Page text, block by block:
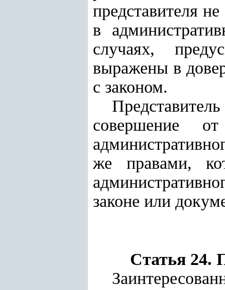
представителя
в
случаях,
выражены в
с законом.
совершение
же правами,
законе или
Статья 24.